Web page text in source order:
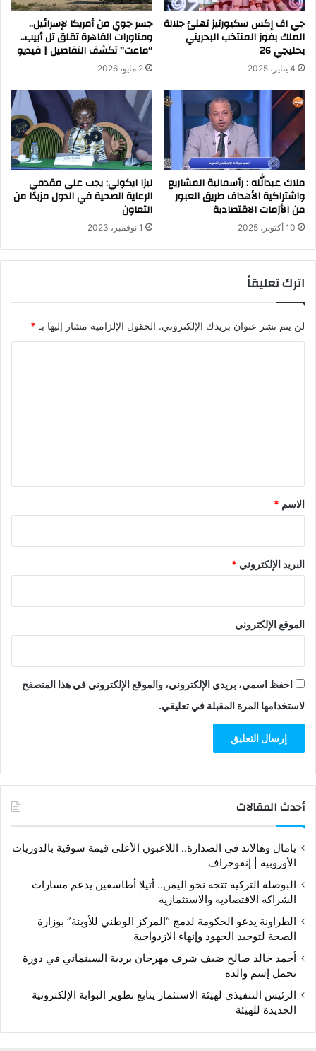
جي اف إكس سكيورتيز تهنئ جلالة
الملك بفوز المنتخب البحريني
بخليجي 26
4 يناير، 2025
جسر جوي من أمريكا لإسرائيل..
ومناورات القاهرة تقلق تل أبيب..
“ماعت” تكشف التفاصيل | فيديو
2 مايو، 2026
ملاك عبدالله : رأسمالية المشاريع
واشتراكية الأهداف طريق العبور
من الأزمات الاقتصادية
10 أكتوبر، 2025
ليزا ايكولي: يجب على مقدمي
الرعاية الصحية في الدول مزيدًا من
التعاون
1 نوفمبر، 2023
اترك تعليقاً
لن يتم نشر عنوان بريدك الإلكتروني. الحقول الإلزامية مشار إليها بـ *
*
الاسم *
البريد الإلكتروني *
الموقع الإلكتروني
احفظ اسمي، بريدي الإلكتروني، والموقع الإلكتروني في هذا المتصفح
لاستخدامها المرة المقبلة في تعليقي.
أحدث المقالات
يامال وهالاند في الصدارة.. اللاعبون الأعلى قيمة سوقية بالدوريات
الأوروبية | إنفوجراف
البوصلة التركية تتجه نحو اليمن.. أتيلا أطاسفين يدعم مسارات
الشراكة الاقتصادية والاستثمارية
الطراونة يدعو الحكومة لدمج “المركز الوطني للأوبئة” بوزارة
الصحة لتوحيد الجهود وإنهاء الازدواجية
أحمد خالد صالح ضيف شرف مهرجان بردية السينمائي في دورة
تحمل إسم والده
الرئيس التنفيذي لهيئة الاستثمار يتابع تطوير البوابة الإلكترونية
الجديدة للهيئة